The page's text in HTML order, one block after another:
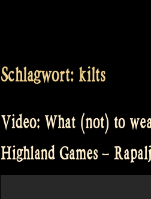
Schlagwort: kilts
Video: What (not) to
Highland Games –